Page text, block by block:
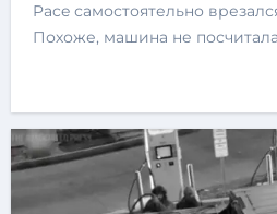
Pace самостоятельно
Похоже, машина не